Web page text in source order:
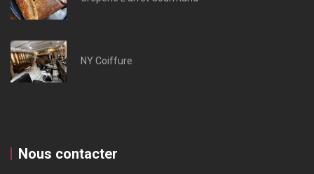
NY Coiffure
Nous contacter